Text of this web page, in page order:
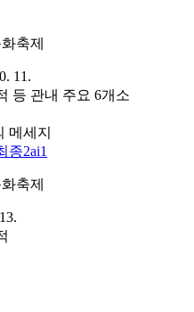
축제
11.
등 관내 주요 6개소
메세지
축제